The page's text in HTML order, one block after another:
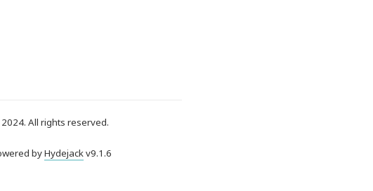
All rights reserved.
byHydejackv9.1.6